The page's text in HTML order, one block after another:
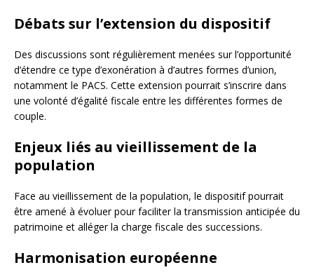
Débats sur l’extension du dispositif
Des discussions sont régulièrement menées sur l’opportunité
d’étendre ce type d’exonération à d’autres formes d’union,
notamment le PACS. Cette extension pourrait s’inscrire dans
une volonté d’égalité fiscale entre les différentes formes de
couple.
Enjeux liés au vieillissement de la
population
Face au vieillissement de la population, le dispositif pourrait
être amené à évoluer pour faciliter la transmission anticipée du
patrimoine et alléger la charge fiscale des successions.
Harmonisation européenne